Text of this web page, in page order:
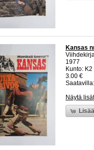
Kansas
1977
Kunto:
3.00 €
Näytä